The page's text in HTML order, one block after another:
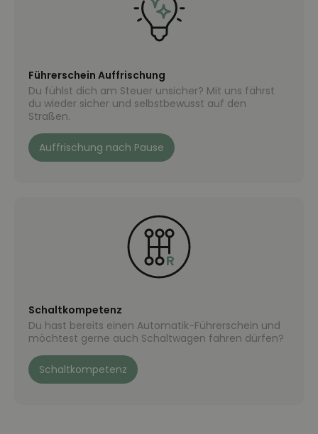
Führerschein Auffrischung
Du fühlst dich am Steuer unsicher? Mit uns fährst
du wieder sicher und selbstbewusst auf den
Straßen.
Auffrischung nach Pause
Schaltkompetenz
Du hast bereits einen Automatik-Führerschein und
möchtest gerne auch Schaltwagen fahren dürfen?
Schaltkompetenz